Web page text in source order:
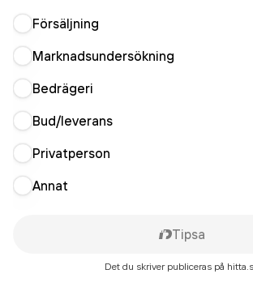
Försäljning
Marknadsundersökning
Bedrägeri
Bud/leverans
Privatperson
Annat
Tipsa
Det du skriver publiceras på